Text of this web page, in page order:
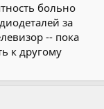
больно
за
-- пока
к другому